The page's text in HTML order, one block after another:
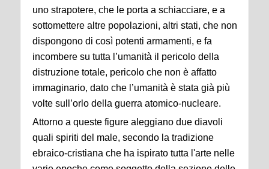
uno strapotere, che le porta a schiacciare, e a
sottomettere altre popolazioni, altri stati, che non
dispongono di così potenti armamenti, e fa
incombere su tutta l’umanità il pericolo della
distruzione totale, pericolo che non è affatto
immaginario, dato che l’umanità è stata già più
volte sull’orlo della guerra atomico-nucleare.
Attorno a queste figure aleggiano due diavoli
quali spiriti del male, secondo la tradizione
ebraico-cristiana che ha ispirato tutta l'arte nelle